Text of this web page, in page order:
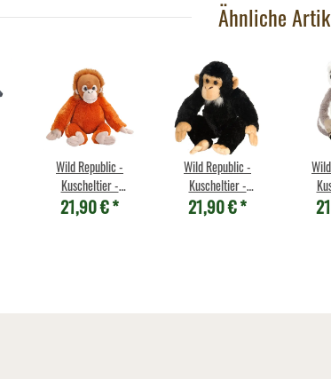
Ähnliche
Wild Republic -
Kuscheltier -
Cuddlekins - Baby
Orang-Utan
21,90 €*
Wild Republic -
Kuscheltier -
Cuddlekins -
Schimpanse
21,90 €*